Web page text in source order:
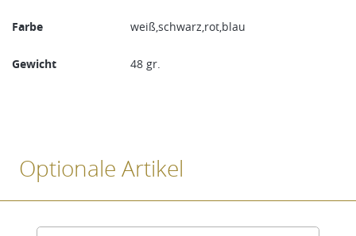
Farbe weiß,schwarz,rot,blau
Gewicht 48 gr.
Optionale Artikel